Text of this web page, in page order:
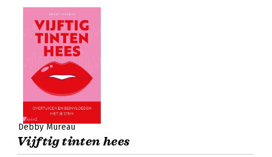
Debby Mureau
Vijftig tinten hees